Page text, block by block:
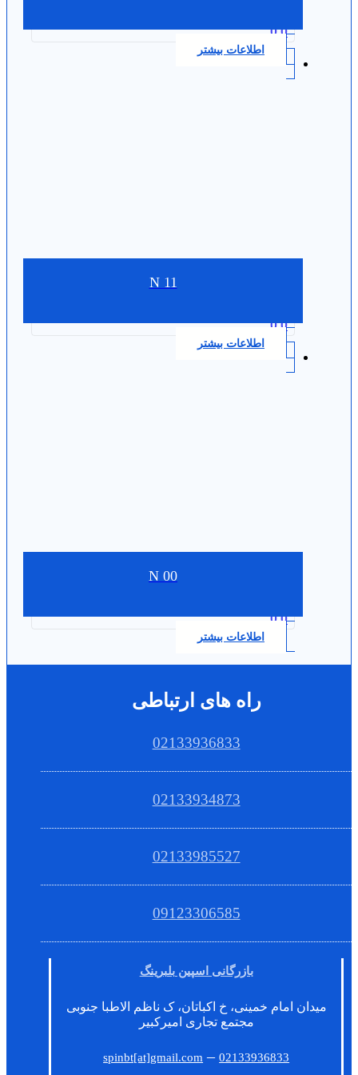
0.0
اطلاعات بیشتر
N 11
0.0
اطلاعات بیشتر
N 00
0.0
اطلاعات بیشتر
راه های ارتباطی
02133936833
02133934873
02133985527
09123306585
بازرگانی اسپین بلبرینگ
میدان امام خمینی، خ اکباتان، ک ناظم الاطبا جنوبی
مجتمع تجاری امیرکبیر
spinbt[at]gmail.com –02133936833